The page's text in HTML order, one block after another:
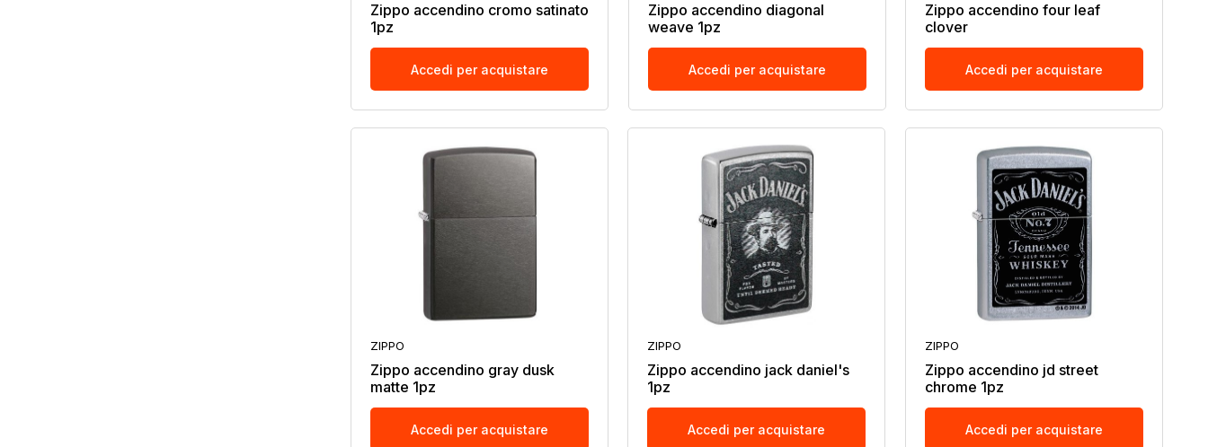
Zippo accendino cromo satinato
1pz
Accedi per acquistare
Zippo accendino diagonal
weave 1pz
Accedi per acquistare
Zippo accendino four leaf
clover
Accedi per acquistare
ZIPPO
Zippo accendino gray dusk
matte 1pz
Accedi per acquistare
ZIPPO
Zippo accendino jack daniel's
1pz
Accedi per acquistare
ZIPPO
Zippo accendino jd street
chrome 1pz
Accedi per acquistare